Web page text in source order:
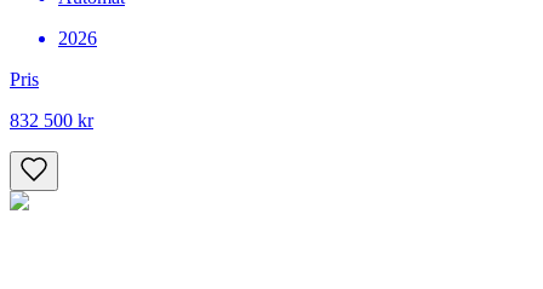
2026
Pris
832 500 kr